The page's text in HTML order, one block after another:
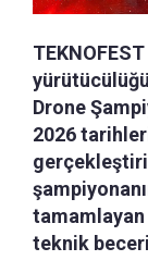
Drone
2026
tamamlayan
teknik